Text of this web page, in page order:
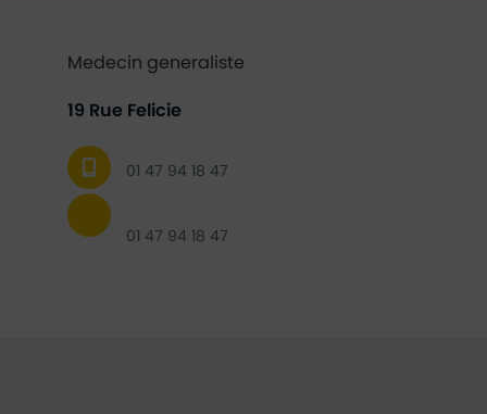
Medecin generaliste
19 Rue Felicie
01 47 94 18 47
01 47 94 18 47